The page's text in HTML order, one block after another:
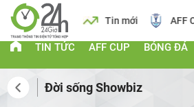
Lịch Tin mới AFF
TIN TỨC AFF CUP BÓNG ĐÁ
Đời sống Showbiz